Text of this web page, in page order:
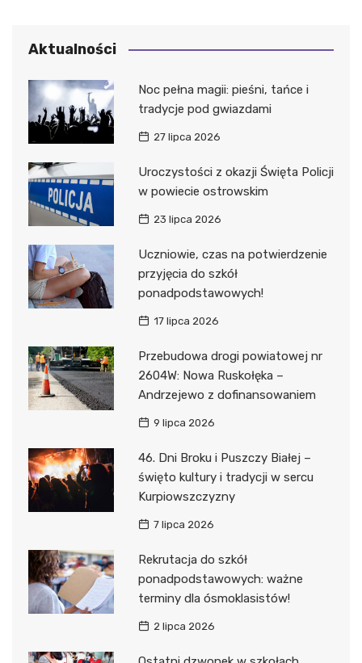
Aktualności
Noc pełna magii: pieśni, tańce i
tradycje pod gwiazdami
27 lipca 2026
Uroczystości z okazji Święta Policji
w powiecie ostrowskim
23 lipca 2026
Uczniowie, czas na potwierdzenie
przyjęcia do szkół
ponadpodstawowych!
17 lipca 2026
Przebudowa drogi powiatowej nr
2604W: Nowa Ruskołęka –
Andrzejewo z dofinansowaniem
9 lipca 2026
46. Dni Broku i Puszczy Białej –
święto kultury i tradycji w sercu
Kurpiowszczyzny
7 lipca 2026
Rekrutacja do szkół
ponadpodstawowych: ważne
terminy dla ósmoklasistów!
2 lipca 2026